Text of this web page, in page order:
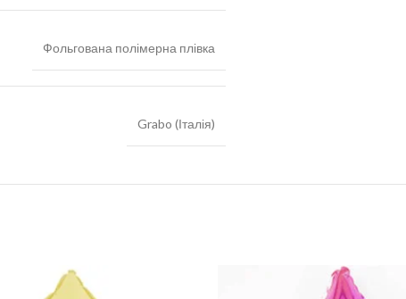
Фольгована полімерна плівка
Grabo (Італія)